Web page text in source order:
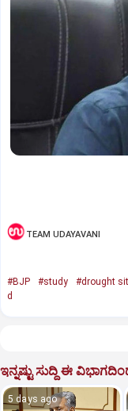
TEAM UDAYAVANI
#BJP #study #drought
d
ಇನ್ನಷ್ಟು ಸುದ್ದಿ ಈ
5 days ago